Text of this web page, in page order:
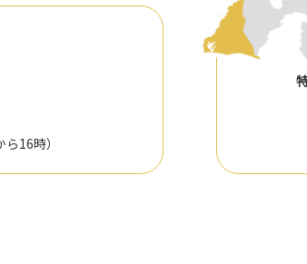
ら16時）